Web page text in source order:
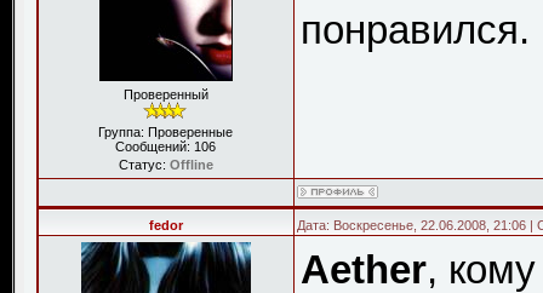
Проверенный
Группа: Проверенные
Сообщений: 106
Статус: Offline
понравился.
fedor Дата: Воскресенье, 22.06.2008, 21:06
Aether,